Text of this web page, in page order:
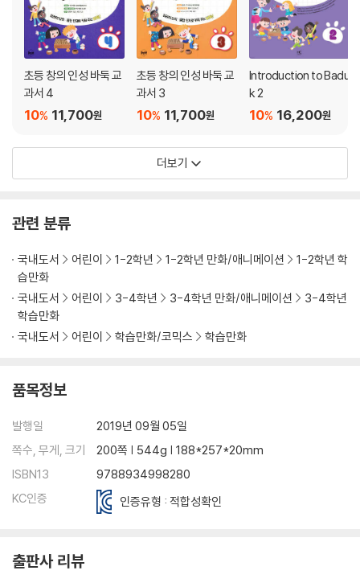
초등 창의 인성 바둑 교
과서 4
11,700원
10%
초등 창의 인성 바둑 교
과서 3
11,700원
10%
Introduction to Badu
k 2
16,200원
10%
더보기
관련 분류
국내도서 어린이 1-2학년 1-2학년 만화/애니메이션
1-2학년 학
습만화
국내도서
어린이 3-4학년 3-4학년 만화/애니메이션
3-4학년
학습만화
국내도서
어린이 학습만화/코믹스 학습만화
품목정보
발행일
2019년 09월 05일
쪽수, 무게, 크기
200쪽 | 544g | 188*257*20mm
ISBN13
9788934998280
KC인증
인증유형 : 적합성확인
출판사 리뷰